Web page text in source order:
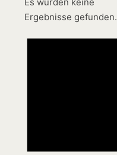
Ergebnisse gefunden.